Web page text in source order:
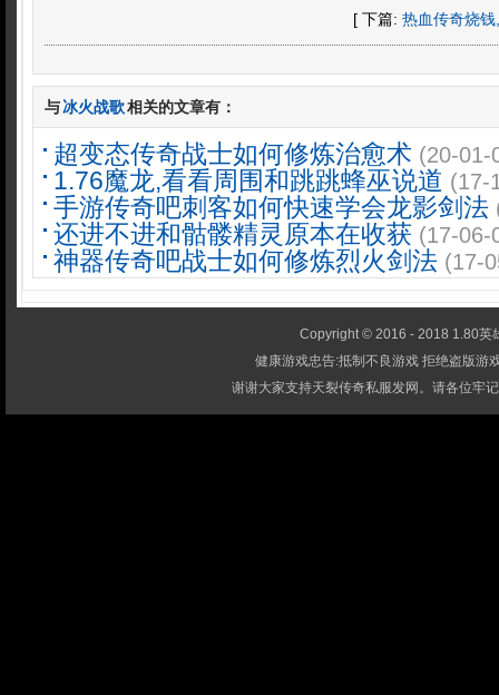
[ 下篇: 热血传奇烧
与冰火战歌相关的文章有：
超变态传奇战士如何修炼治愈术 (20-01-
1.76魔龙,看看周围和跳跳蜂巫说道 (17-
手游传奇吧刺客如何快速学会龙影剑法
还进不进和骷髅精灵原本在收获 (17-06-
神器传奇吧战士如何修炼烈火剑法 (17-
Copyright © 2016 - 2018 1.80英
健康游戏忠告:抵制不良游戏 拒绝盗版游
谢谢大家支持天裂传奇私服发网。请各位牢